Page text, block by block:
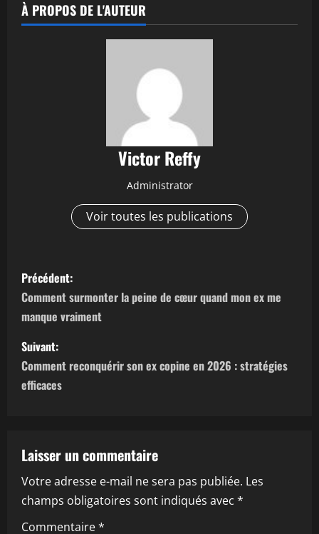
À PROPOS DE L'AUTEUR
Victor Reffy
Administrator
Voir toutes les publications
N
a
v
i
g
t
i
o
Précédent:
Comment surmonter la peine de cœur quand mon ex me
manque vraiment
Suivant:
Comment reconquérir son ex copine en 2026 : stratégies
efficaces
Laisser un commentaire
Votre adresse e-mail ne sera pas publiée. Les
champs obligatoires sont indiqués avec *
Commentaire*